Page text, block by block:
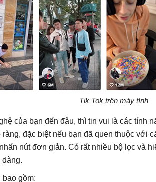
Tik Tok trên máy tính
của bạn đến đâu, thì tin vui là các tính
ràng, đặc biệt nếu bạn đã quen thuộc với
nút đơn giản. Có rất nhiều bộ lọc và
dàng.
bao gồm: